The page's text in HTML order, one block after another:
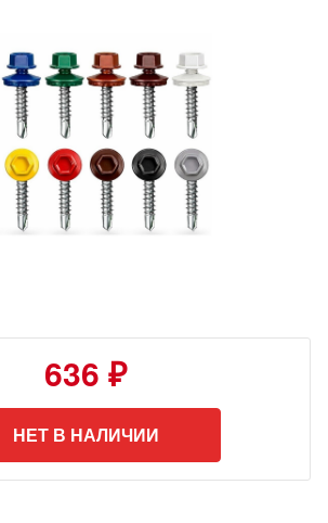
636 ₽
НЕТ В НАЛИЧИИ